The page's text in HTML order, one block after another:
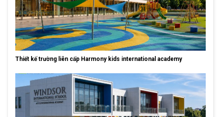
Thiết kế trường liên cấp Harmony kids international academy